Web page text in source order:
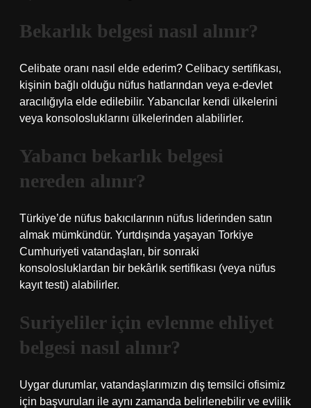
Bekarlık belgesi nasıl alınır?
Celibate oranı nasıl elde ederim? Celibacy sertifikası,
kişinin bağlı olduğu nüfus hatlarından veya e-devlet
aracılığıyla elde edilebilir. Yabancılar kendi ülkelerini
veya konsolosluklarını ülkelerinden alabilirler.
Yabancı bekarlık belgesi
nereden alınır?
Türkiye’de nüfus bakıcılarının nüfus liderinden satın
almak mümkündür. Yurtdışında yaşayan Torkiye
Cumhuriyeti vatandaşları, bir sonraki
konsolosluklardan bir bekârlık sertifikası (veya nüfus
kayıt testi) alabilirler.
Suriyeliler için evlenme ehliyet
belgesi nasıl alınır?
Uygar durumlar, vatandaşlarımızın dış temsilci ofisimiz
için başvuruları ile aynı zamanda belirlenebilir ve evlilik